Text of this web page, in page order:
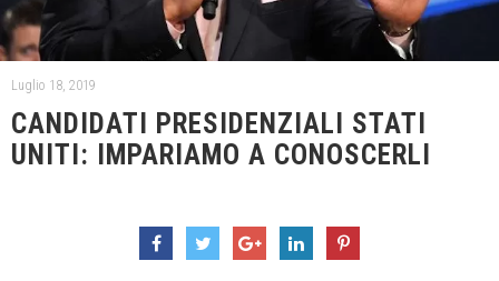
Luglio 18, 2019
CANDIDATI PRESIDENZIALI STATI
UNITI: IMPARIAMO A CONOSCERLI